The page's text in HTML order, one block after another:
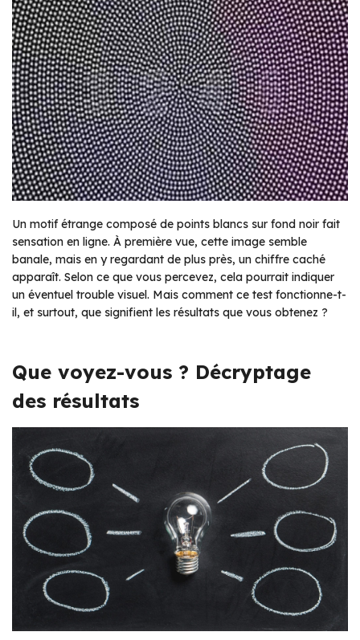
Un motif étrange composé de points blancs sur fond noir fait
sensation en ligne. À première vue, cette image semble
banale, mais en y regardant de plus près, un chiffre caché
apparaît. Selon ce que vous percevez, cela pourrait indiquer
un éventuel trouble visuel. Mais comment ce test fonctionne-t-
il, et surtout, que signifient les résultats que vous obtenez ?
Que voyez-vous ? Décryptage
des résultats